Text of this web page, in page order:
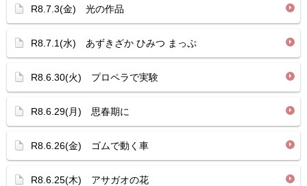
R8.7.3(金) 光の作品
R8.7.1(水) あずきざか ひみつ まっぷ
R8.6.30(火) プロペラで実験
R8.6.29(月) 思春期に
R8.6.26(金) ゴムで動く車
R8.6.25(木) アサガオの花